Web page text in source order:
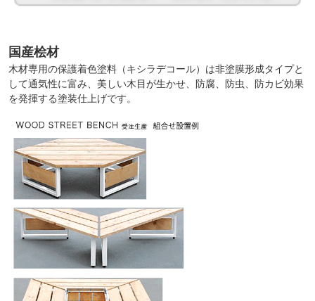
国産桧材
木材専用の保護着色塗料（キシラデコール）は非塗膜形成タイプと
して通気性に富み、美しい木目が生かせ、防腐、防虫、防カビ効果
を発揮する塗装仕上げです。